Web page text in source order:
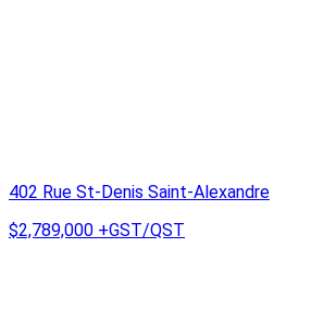
402 Rue St-Denis Saint-Alexandre
$2,789,000 +GST/QST